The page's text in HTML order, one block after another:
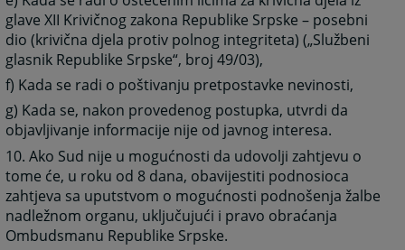
glave XII Krivičnog zakona Republike Srpske – posebni
dio (krivična djela protiv polnog integriteta) („Službeni
glasnik Republike Srpske“, broj 49/03),
f) Kada se radi o poštivanju pretpostavke nevinosti,
g) Kada se, nakon provedenog postupka, utvrdi da
objavljivanje informacije nije od javnog interesa.
10. Ako Sud nije u mogućnosti da udovolji zahtjevu o
tome će, u roku od 8 dana, obavijestiti podnosioca
zahtjeva sa uputstvom o mogućnosti podnošenja žalbe
nadležnom organu, uključujući i pravo obraćanja
Ombudsmanu Republike Srpske.